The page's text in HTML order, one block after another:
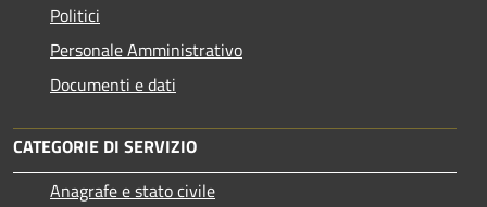
Politici
Personale Amministrativo
Documenti e dati
CATEGORIE DI SERVIZIO
Anagrafe e stato civile